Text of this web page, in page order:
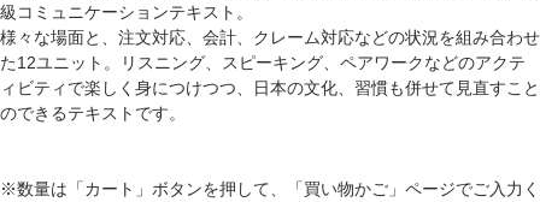
級コミュニケーションテキスト。
様々な場面と、注文対応、会計、クレーム対応などの状況を組み合わせ
た12ユニット。リスニング、スピーキング、ペアワークなどのアクテ
ィビティで楽しく身につけつつ、日本の文化、習慣も併せて見直すこと
のできるテキストです。
※数量は「カート」ボタンを押して、「買い物かご」ページでご入力く